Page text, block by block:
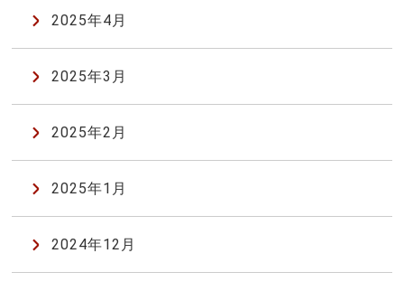
2025年4月
2025年3月
2025年2月
2025年1月
2024年12月